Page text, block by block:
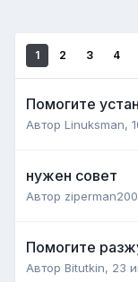
1 2 3 4
Помогите
Автор Linuksman,
нужен совет
Автор
Помогите
Автор Bitutkin, 23